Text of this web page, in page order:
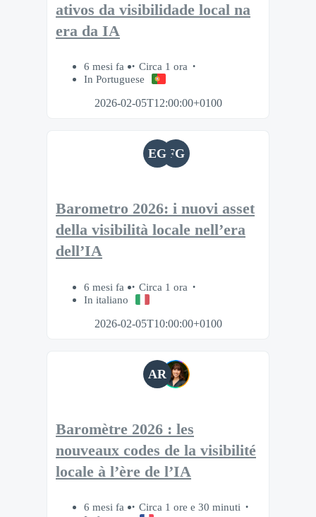
ativos da visibilidade local na
era da IA
6 mesi fa
Circa 1 ora
In Portuguese
2026-02-05T12:00:00+0100
EG FG
Barometro 2026: i nuovi asset
della visibilità locale nell’era
dell’IA
6 mesi fa
Circa 1 ora
In italiano
2026-02-05T10:00:00+0100
AR
Baromètre 2026 : les
nouveaux codes de la visibilité
locale à l’ère de l’IA
6 mesi fa
Circa 1 ore e 30 minuti